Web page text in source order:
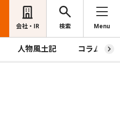
会社・IR 検索 Menu
人物風土記 コラム